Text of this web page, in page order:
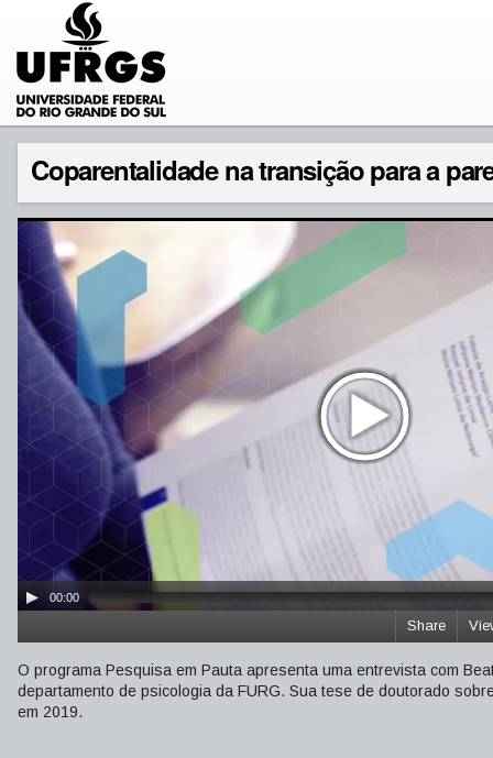
Coparentalidade na transição para a
00:00
Share
O programa Pesquisa em Pauta apresenta uma entrevista com
departamento de psicologia da FURG. Sua tese de doutorado
em 2019.